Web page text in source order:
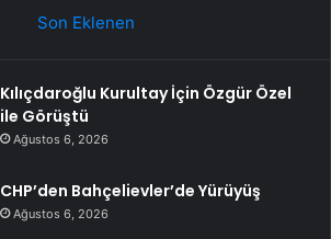
Son Eklenen
Kılıçdaroğlu Kurultay İçin Özgür Özel
ile Görüştü
Ağustos 6, 2026
CHP’den Bahçelievler’de Yürüyüş
Ağustos 6, 2026